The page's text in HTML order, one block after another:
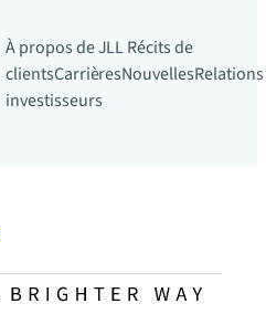
À propos de JLLRécits de
clientsCarrièresNouvellesRelations
investisseurs